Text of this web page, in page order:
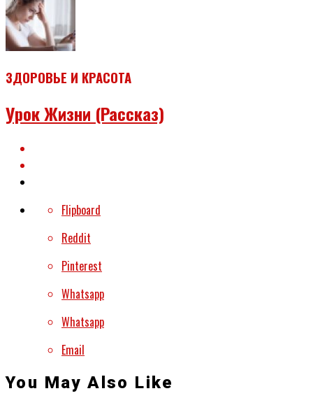
ЗДОРОВЬЕ И КРАСОТА
Урок Жизни (рассказ)
Flipboard
Reddit
Pinterest
Whatsapp
Whatsapp
Email
You May Also Like